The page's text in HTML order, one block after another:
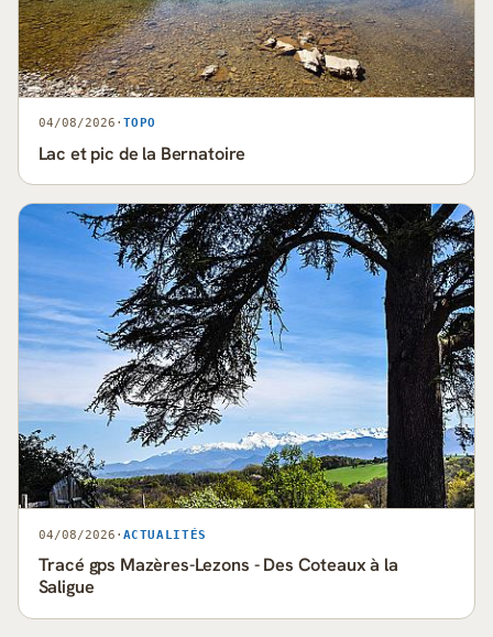
04/08/2026 · TOPO
Lac et pic de la Bernatoire
04/08/2026 · ACTUALITÉS
Tracé gps Mazères-Lezons - Des Coteaux à la
Saligue